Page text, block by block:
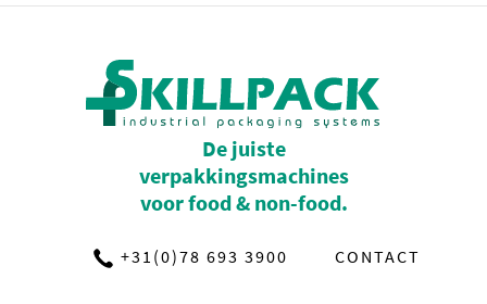
De juiste
verpakkingsmachines
voor food & non-food.
+31(0)78 693 3900 CONTACT